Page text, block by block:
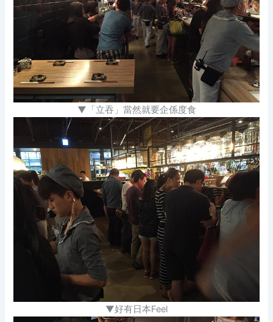
▼「立吞」當然就要企係度食
▼好有日本Feel